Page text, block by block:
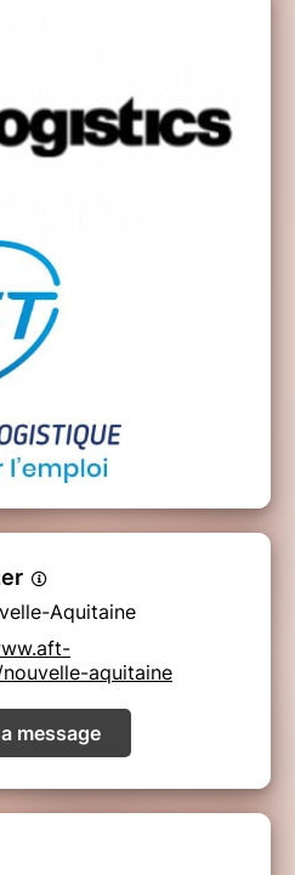
Aquitaine
aquitaine
message